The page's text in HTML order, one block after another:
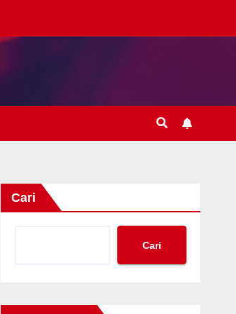
Cari
Cari